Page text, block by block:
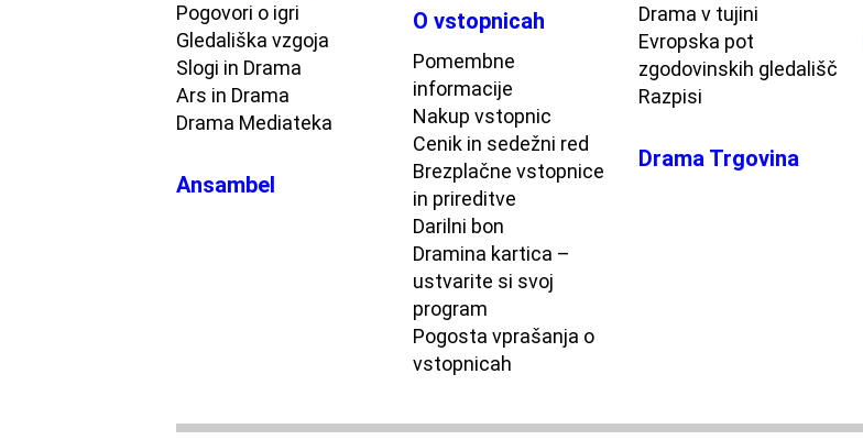
Pogovori o igri
Gledališka vzgoja
Slogi in Drama
Ars in Drama
Drama Mediateka
Ansambel
O vstopnicah
Pomembne
informacije
Nakup vstopnic
Cenik in sedežni red
Brezplačne vstopnice
in prireditve
Darilni bon
Dramina kartica –
ustvarite si svoj
program
Pogosta vprašanja o
vstopnicah
Drama v tujini
Evropska pot
zgodovinskih gledališč
Razpisi
Drama Trgovina